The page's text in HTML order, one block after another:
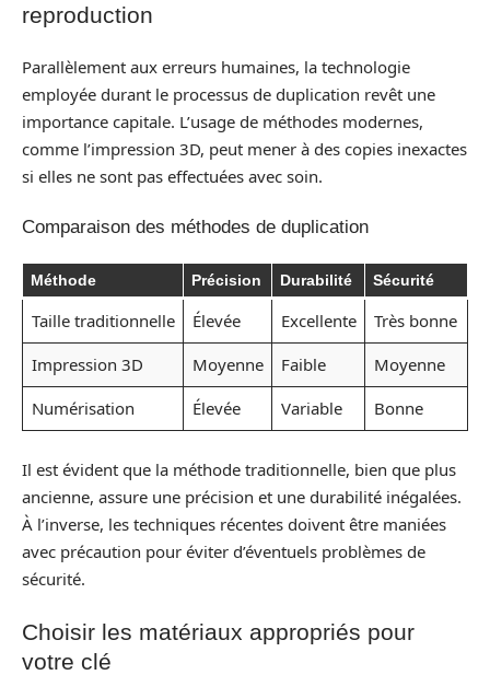
reproduction
Parallèlement aux erreurs humaines, la technologie
employée durant le processus de duplication revêt une
importance capitale. L’usage de méthodes modernes,
comme l’impression 3D, peut mener à des copies inexactes
si elles ne sont pas effectuées avec soin.
Comparaison des méthodes de duplication
Méthode Précision Durabilité Sécurité
Taille traditionnelle Élevée Excellente
Très bonne
Impression 3D
Moyenne Faible
Moyenne
Numérisation
Élevée Variable Bonne
Il est évident que la méthode traditionnelle, bien que plus
ancienne, assure une précision et une durabilité inégalées.
À l’inverse, les techniques récentes doivent être maniées
avec précaution pour éviter d’éventuels problèmes de
sécurité.
Choisir les matériaux appropriés pour
votre clé